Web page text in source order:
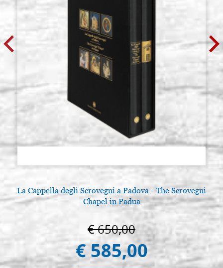
€ 37,80 ACHETER
Planche d'icône en tilleul, modèle
A1, mesure 22x40 lisse,enduite
22X40A1L
La Cappella degli Scrovegni a Padova - The Scrovegni
Chapel in Padua
€ 650,00
€ 585,00